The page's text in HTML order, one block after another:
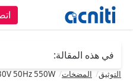
في هذه المقالة:
اضغط على الزر
التوثيق/ المضخات/
50Hz 550W